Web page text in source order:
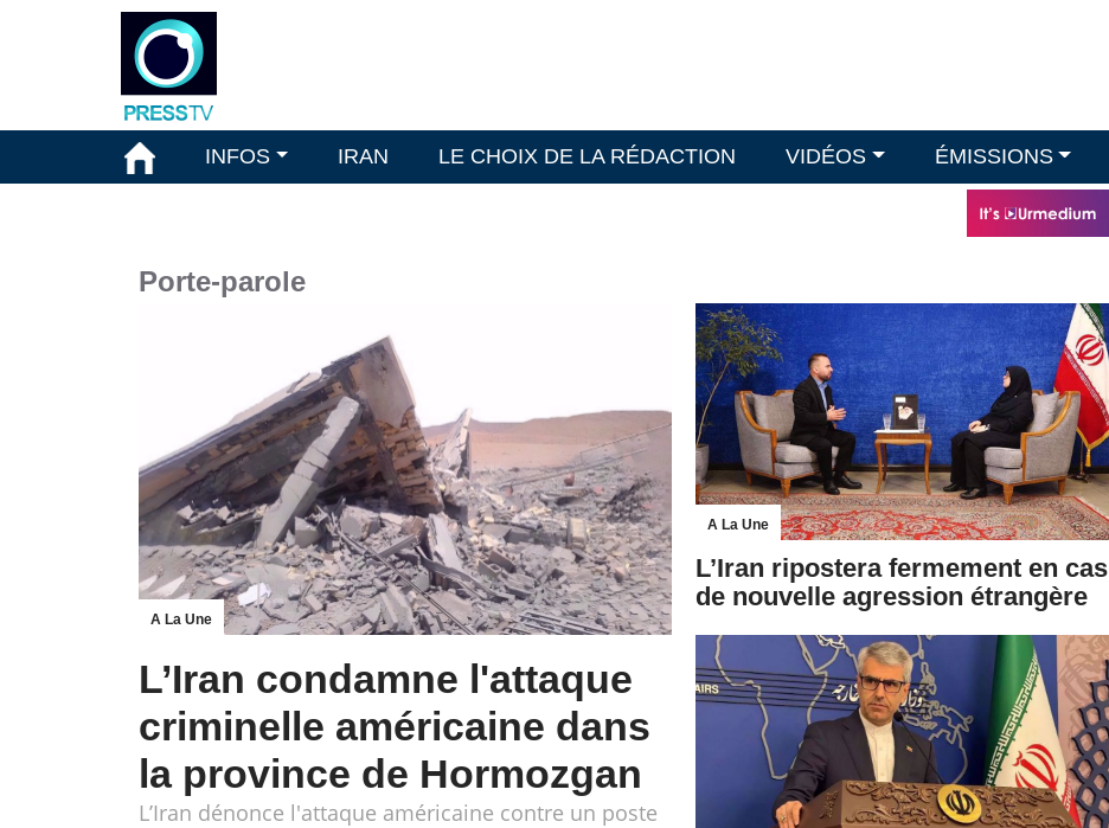
INFOS IRAN LE CHOIX DE LA RÉDACTION VIDÉOS ÉMISSIONS
Porte-parole
A La Une
L’Iran condamne l'attaque
criminelle américaine dans
la province de Hormozgan
L’Iran dénonce l'attaque américaine contre un poste
A La Une
L’Iran ripostera fermement en cas
de nouvelle agression étrangère